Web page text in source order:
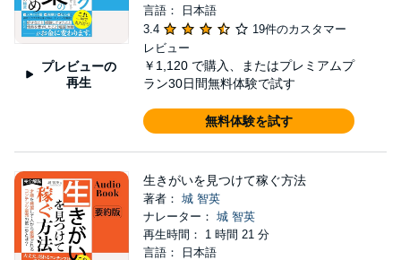
プレビューの
再生
言語： 日本語
3.4
19件のカスタマー
レビュー
￥1,120 で購入、またはプレミアムプ
ラン30日間無料体験で試す
無料体験を試す
生きがいを見つけて稼ぐ方法
著者： 城 智英
ナレーター： 城 智英
再生時間： 1 時間 21 分
言語： 日本語